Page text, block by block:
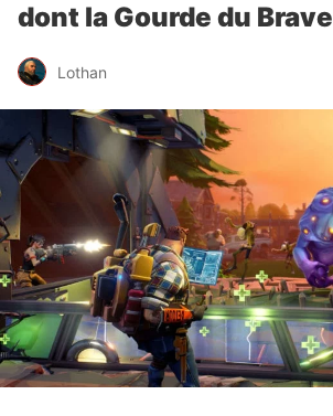
dont la Gourde du Brave
Lothan